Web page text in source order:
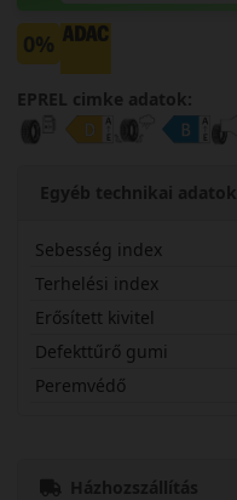
0%
EPREL cimke adatok:
Egyéb technikai adatok
Sebesség index
Terhelési index
Erősített kivitel
Defekttűrő gumi
Peremvédő
Házhozszállítás